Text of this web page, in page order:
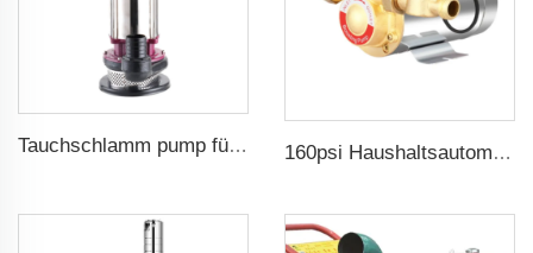
Tauchschlamm pump für schmutziges Wasser 160psi Haushaltsautomatische Boosterwasserpumpe